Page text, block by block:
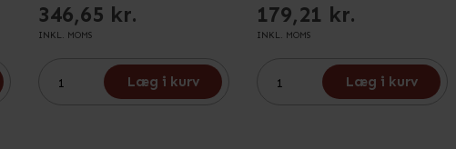
346,65 kr.
INKL. MOMS
Læg i kurv
179,21 kr.
INKL. MOMS
Læg i kurv